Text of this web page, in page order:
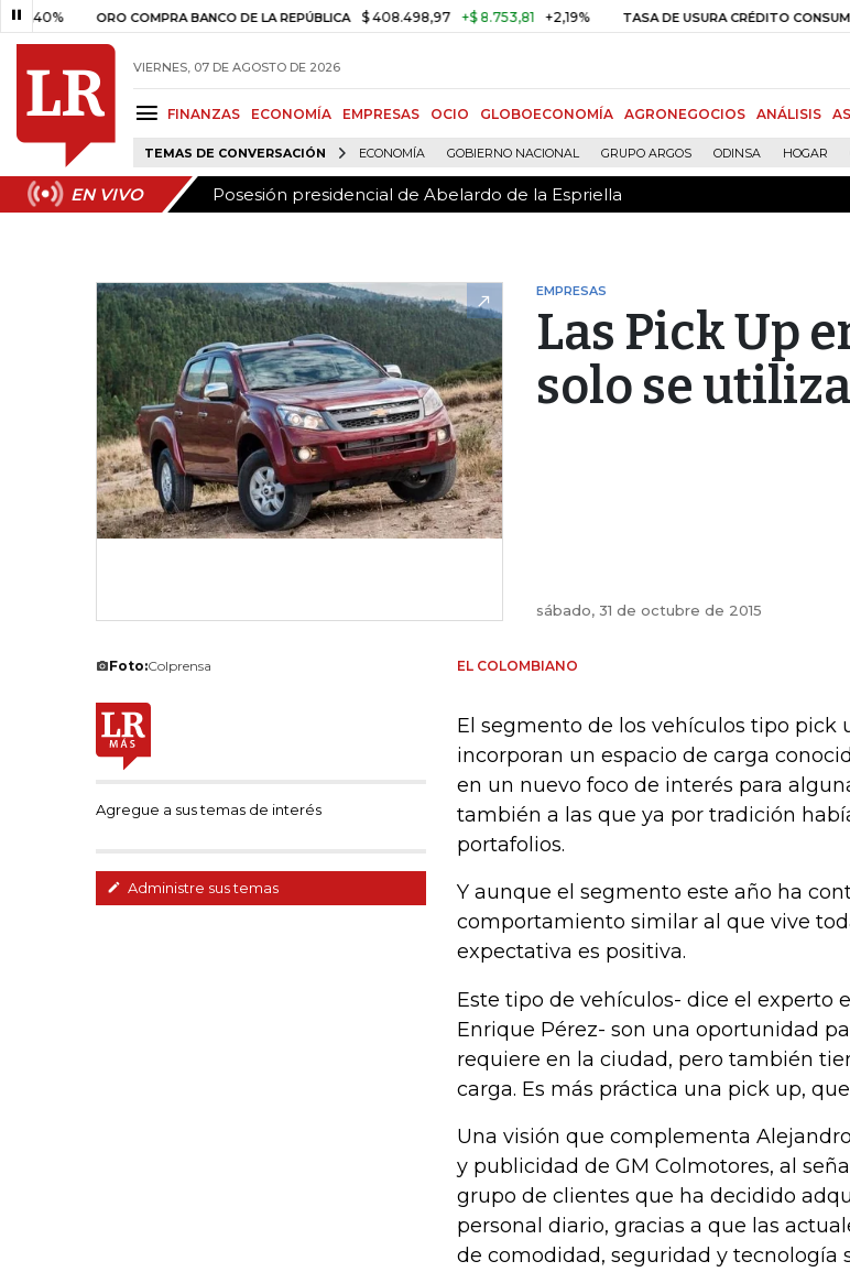
ORO COMPRA BANCO DE LA REPÚBLICA $ 408.498,97 +$ 8.753,81 +2,19% TASA DE USURA CRÉDITO CONSUMO
VIERNES, 07 DE AGOSTO DE 2026
FINANZAS ECONOMÍA EMPRESAS OCIO GLOBOECONOMÍA AGRONEGOCIOS ANÁLISIS
TEMAS DE CONVERSACIÓN ECONOMÍA GOBIERNO NACIONAL GRUPO ARGOS ODINSA HOGAR
EN VIVO Posesión presidencial de Abelardo de la Espriella
EN VIVO Posesión presidencial de Abelardo de la Espriella
EMPRESAS
Las Pick Up
solo se
sábado, 31 de octubre de 2015
Foto:Colprensa
Agregue a sus temas de interés
Administre sus temas
EL COLOMBIANO
El segmento de los vehículos tipo pick
incorporan un espacio de carga
en un nuevo foco de interés para
también a las que ya por tradición
portafolios.
Y aunque el segmento este año ha
comportamiento similar al que vive
expectativa es positiva.
Este tipo de vehículos- dice el experto
Enrique Pérez- son una oportunidad
requiere en la ciudad, pero también
carga. Es más práctica una pick up, que
Una visión que complementa
y publicidad de GM Colmotores, al
grupo de clientes que ha decidido
personal diario, gracias a que las
de comodidad, seguridad y tecnología